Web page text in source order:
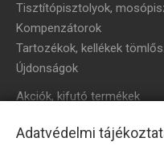
Tisztítópisztolyok,
Kompenzátorok
Tartozékok, kellékek
Újdonságok
Akciók, kifutó termékek
HÍRLEVÉL
Adatvédelmi